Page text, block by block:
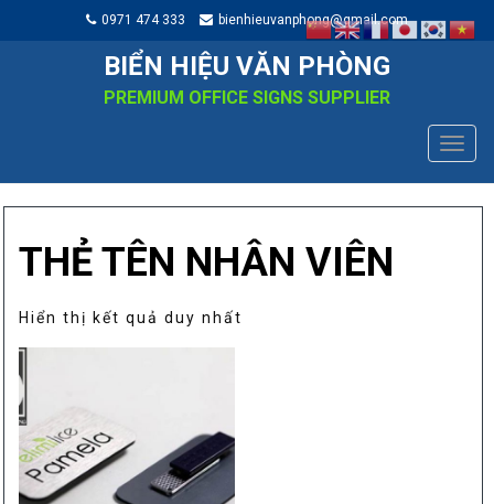
0971 474 333 bienhieuvanphong@gmail.com
BIỂN HIỆU VĂN PHÒNG
PREMIUM OFFICE SIGNS SUPPLIER
THẺ TÊN NHÂN VIÊN
Hiển thị kết quả duy nhất